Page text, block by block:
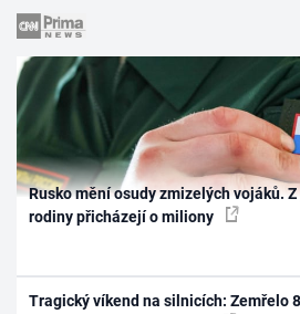
Rusko mění osudy zmizelých vojáků.
rodiny přicházejí o miliony
Tragický víkend na silnicích: Zemřelo